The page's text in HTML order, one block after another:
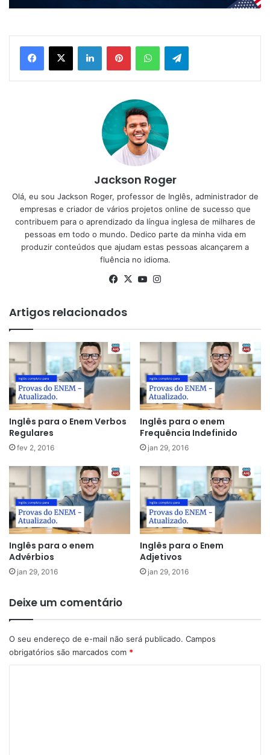
LinkedinPinterestWhatsAppTelegram
Jackson Roger
Olá, eu sou Jackson Roger, professor de Inglês, administrador de
empresas e criador de vários projetos online de sucesso que
contribuem para o aprendizado da língua inglesa de milhares de
pessoas em todo o mundo. Dedico parte da minha vida em
produzir conteúdos que ajudam estas pessoas alcançarem a
fluência no idioma.
Facebook
X YouTube
Artigos relacionados
Inglês para o Enem Verbos
Regulares
fev 2, 2016
Inglês para o enem
Frequência Indefinido
jan 29, 2016
Inglês para o enem
Advérbios
jan 29, 2016
Inglês para o Enem
Adjetivos
jan 29, 2016
Deixe um comentário
O seu endereço de e-mail não será publicado. Campos
obrigatórios são marcados com *